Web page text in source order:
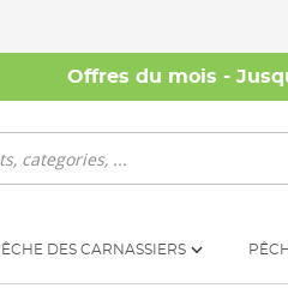
Offres du mois -
DES CARNASSIERS